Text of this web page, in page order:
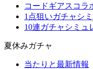
コードギアスコラ
1点狙いガチャシ
10連ガチャシミュ
夏休みガチャ
当たりと最新情報